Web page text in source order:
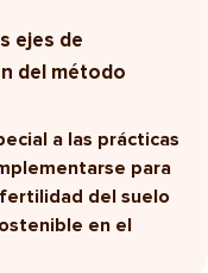
ejes de
del método
a las prácticas
para
del suelo
en el